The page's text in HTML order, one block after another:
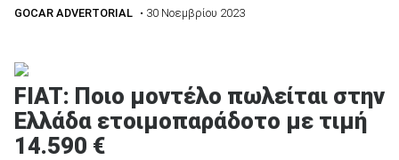
GOCAR ADVERTORIAL • 30 Νοεμβρίου 2023
FIAT: Ποιο μοντέλο πωλείται στην
Ελλάδα ετοιμοπαράδοτο με τιμή
14.590 €